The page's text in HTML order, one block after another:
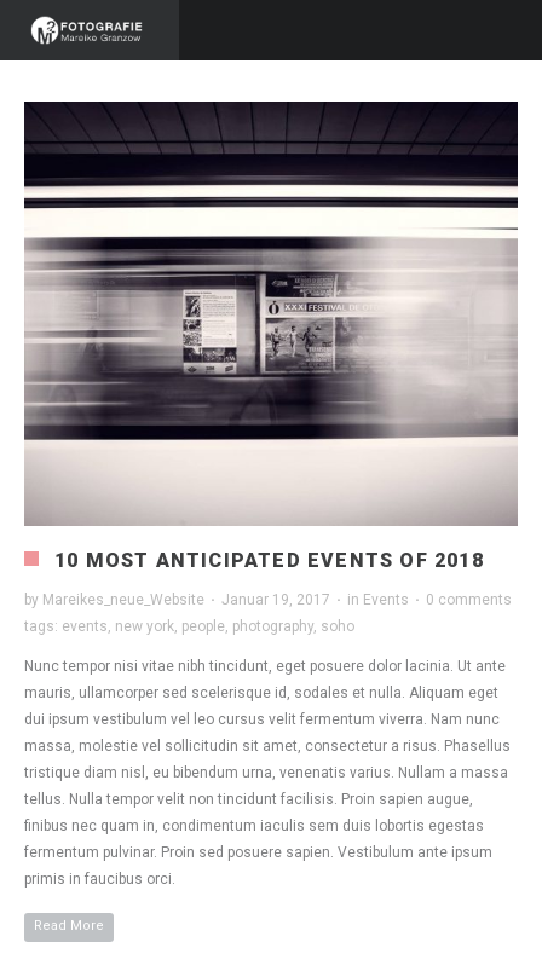
10 MOST ANTICIPATED EVENTS OF 2018
by Mareikes_neue_Website · Januar 19, 2017 · in Events · 0 comments
tags: events new york people photography, soho
Nunc tempor nisi vitae nibh tincidunt, eget posuere dolor lacinia. Ut ante
mauris, ullamcorper sed scelerisque id, sodales et nulla. Aliquam eget
dui ipsum vestibulum vel leo cursus velit fermentum viverra. Nam nunc
massa, molestie vel sollicitudin sit amet, consectetur a risus. Phasellus
tristique diam nisl, eu bibendum urna, venenatis varius. Nullam a massa
tellus. Nulla tempor velit non tincidunt facilisis. Proin sapien augue,
finibus nec quam in, condimentum iaculis sem duis lobortis egestas
fermentum pulvinar. Proin sed posuere sapien. Vestibulum ante ipsum
primis in faucibus orci.
Read More